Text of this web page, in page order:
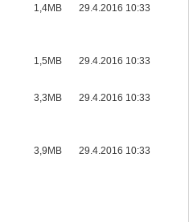
1,4MB 29.4.2016 10:33
1,5MB 29.4.2016 10:33
3,3MB 29.4.2016 10:33
3,9MB 29.4.2016 10:33